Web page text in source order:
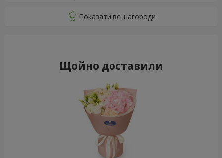
Щойно доставили